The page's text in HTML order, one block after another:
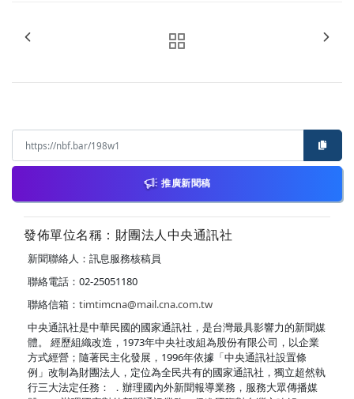
推廣新聞稿
發佈單位名稱：財團法人中央通訊社
新聞聯絡人：訊息服務核稿員
聯絡電話：02-25051180
聯絡信箱： timtimcna@mail.cna.com.tw
中央通訊社是中華民國的國家通訊社，是台灣最具影響力的新聞媒
體。 經歷組織改造，1973年中央社改組為股份有限公司，以企業
方式經營；隨著民主化發展，1996年依據「中央通訊社設置條
例」改制為財團法人，定位為全民共有的國家通訊社，獨立超然執
行三大法定任務： ．辦理國內外新聞報導業務，服務大眾傳播媒